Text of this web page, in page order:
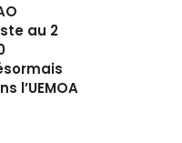
au 2
l’UEMOA